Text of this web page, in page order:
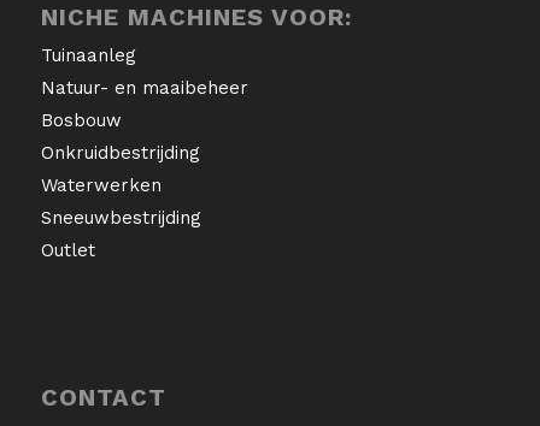
NICHE MACHINES VOOR:
Tuinaanleg
Natuur- en maaibeheer
Bosbouw
Onkruidbestrijding
Waterwerken
Sneeuwbestrijding
Outlet
CONTACT